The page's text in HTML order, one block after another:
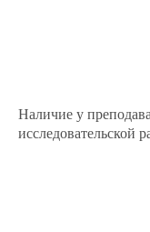
Наличие у
исследовательской